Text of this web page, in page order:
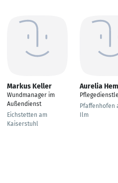
Markus Keller
Wundmanager im
Außendienst
Eichstetten am
Kaiserstuhl
Aurelia
Pfaffenhofen
Ilm